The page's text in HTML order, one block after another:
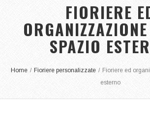
FIORIERE
SPAZIO
Home / Fioriere personalizzate / Fioriere ed
esterno